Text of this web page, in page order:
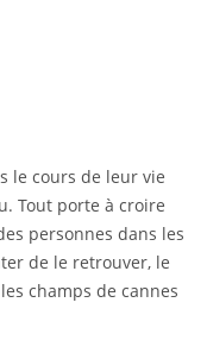
le cours de leur vie
Tout porte à croire
personnes dans les
de le retrouver, le
champs de cannes